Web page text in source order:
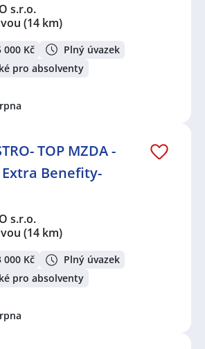
s.r.o.
(14 km)
000 Kč
Plný úvazek
pro absolventy
TOP MZDA -
Benefity-
s.r.o.
(14 km)
000 Kč
Plný úvazek
pro absolventy